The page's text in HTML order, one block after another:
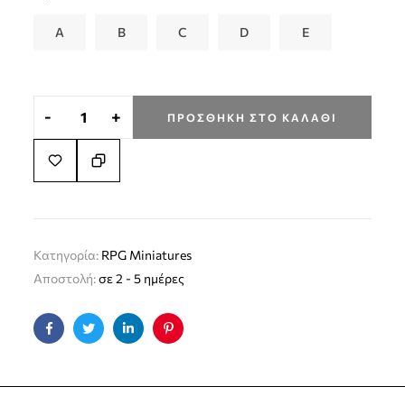
A B C D E
- + ΠΡΟΣΘΉΚΗ ΣΤΟ ΚΑΛΆΘΙ
Κατηγορία: RPG Miniatures
Αποστολή:σε 2 - 5 ημέρες
FacebookTwitterLinkedinPinterest